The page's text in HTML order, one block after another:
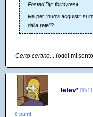
Posted By: formytesa
Ma per "nuovi acquisti" si
dalla rete"?
Certo-certino... (oggi mi
lelev* 08/
0 punti